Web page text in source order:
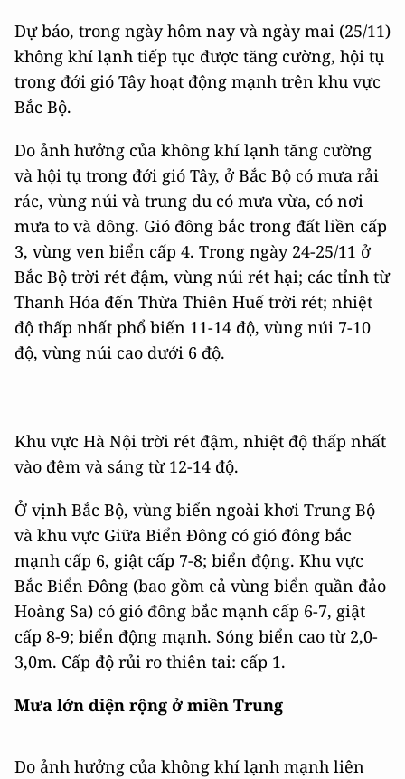
Dự báo, trong ngày hôm nay và ngày mai (25/11)
không khí lạnh tiếp tục được tăng cường, hội tụ
trong đới gió Tây hoạt động mạnh trên khu vực
Bắc Bộ.
Do ảnh hưởng của không khí lạnh tăng cường
và hội tụ trong đới gió Tây, ở Bắc Bộ có mưa rải
rác, vùng núi và trung du có mưa vừa, có nơi
mưa to và dông. Gió đông bắc trong đất liền cấp
3, vùng ven biển cấp 4. Trong ngày 24-25/11 ở
Bắc Bộ trời rét đậm, vùng núi rét hại; các tỉnh từ
Thanh Hóa đến Thừa Thiên Huế trời rét; nhiệt
độ thấp nhất phổ biến 11-14 độ, vùng núi 7-10
độ, vùng núi cao dưới 6 độ.
Khu vực Hà Nội trời rét đậm, nhiệt độ thấp nhất
vào đêm và sáng từ 12-14 độ.
Ở vịnh Bắc Bộ, vùng biển ngoài khơi Trung Bộ
và khu vực Giữa Biển Đông có gió đông bắc
mạnh cấp 6, giật cấp 7-8; biển động. Khu vực
Bắc Biển Đông (bao gồm cả vùng biển quần đảo
Hoàng Sa) có gió đông bắc mạnh cấp 6-7, giật
cấp 8-9; biển động mạnh. Sóng biển cao từ 2,0-
3,0m. Cấp độ rủi ro thiên tai: cấp 1.
Mưa lớn diện rộng ở miền Trung
Do ảnh hưởng của không khí lạnh mạnh liên